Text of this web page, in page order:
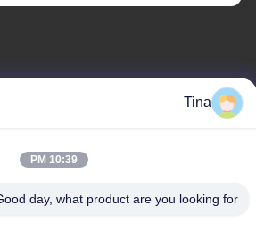
العنوان
Tina
10:39 PM
Good day, what product are you looking for?